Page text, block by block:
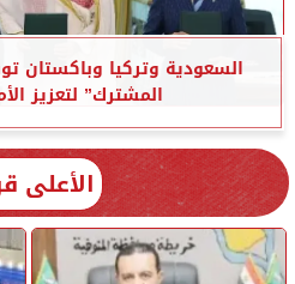
السعودية وتركيا وباكستان
المشترك” لتعزيز
الأعلى